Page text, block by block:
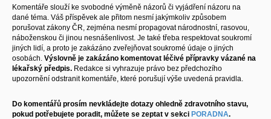
Komentáře slouží ke svobodné výměně názorů či vyjádření názoru na
dané téma. Váš příspěvek ale přitom nesmí jakýmkoliv způsobem
porušovat zákony ČR, zejména nesmí propagovat národnostní, rasovou,
náboženskou či jinou nesnášenlivost. Je také třeba respektovat soukromí
jiných lidí, a proto je zakázáno zveřejňovat soukromé údaje o jiných
osobách. Výslovně je zakázáno komentovat léčivé přípravky vázané na
lékařský předpis. Redakce si vyhrazuje právo bez předchozího
upozornění odstranit komentáře, které porušují výše uvedená pravidla.
Do komentářů prosím nevkládejte dotazy ohledně zdravotního stavu,
pokud potřebujete poradit, můžete se zeptat v sekci PORADNA.